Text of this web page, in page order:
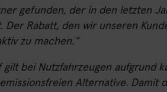
gefunden, der in den letzten
Rabatt, den wir unseren
zu machen.“
gilt bei Nutzfahrzeugen aufgrund
Alternative. Damit